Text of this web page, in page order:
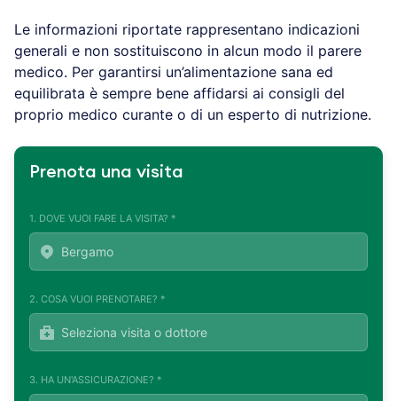
Le informazioni riportate rappresentano indicazioni
generali e non sostituiscono in alcun modo il parere
medico. Per garantirsi un’alimentazione sana ed
equilibrata è sempre bene affidarsi ai consigli del
proprio medico curante o di un esperto di nutrizione.
Prenota una visita
1. DOVE VUOI FARE LA VISITA? *
2. COSA VUOI PRENOTARE? *
3. HA UN'ASSICURAZIONE? *